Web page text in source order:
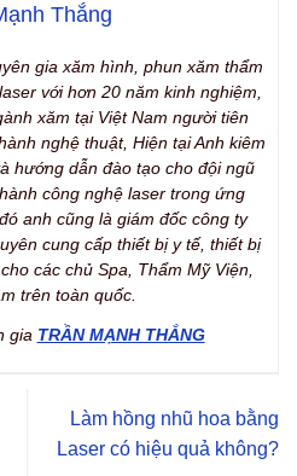
Thắng
gia xăm hình, phun xăm thẩm
với hơn 20 năm kinh nghiệm,
xăm tại Việt Nam người tiên
nghệ thuật, Hiện tại Anh kiêm
hướng dẫn đào tạo cho đội ngũ
công nghệ laser trong ứng
anh cũng là giám đốc công ty
cung cấp thiết bị y tế, thiết bị
các chủ Spa, Thẩm Mỹ Viện,
trên toàn quốc.
gia TRẦN MẠNH THẮNG
Làm hồng nhũ hoa bằng
Laser có hiệu quả không?